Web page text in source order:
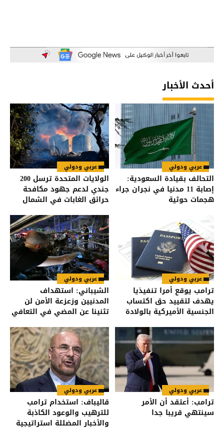
أحدث الأخبار
عربي ودولي
التحالف بقيادة السعودية:
إصابة 11 مدنيا في نجران جراء
هجمات حوثية
عربي ودولي
الولايات المتحدة ترسل 200
جندي لدعم جهود مكافحة
حرائق الغابات في الشمال
عربي ودولي
ترامب يوقع أمرا تنفيذيا
يهدف لتقييد حق اكتساب
الجنسية الأميركية بالولادة
عربي ودولي
الشيباني: استهداف
المدنيين وزعزعة الأمن لن
تثنينا عن المضي في التعافي
عربي ودولي
ترامب: أعتقد أن الأمر
سينتهي قريبا جدا
عربي ودولي
قاليباف: استخدام ترامب
للترهيب والوعود الكاذبة
والأخبار المضللة استراتيجية